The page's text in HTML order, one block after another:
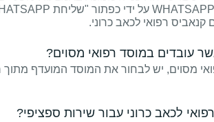
רפואי לכאב כרוני.
עובדים במוסד רפואי מסוים?
מסוים, יש לבחור את המוסד המועדף
לכאב כרוני עבור שירות ספציפי?